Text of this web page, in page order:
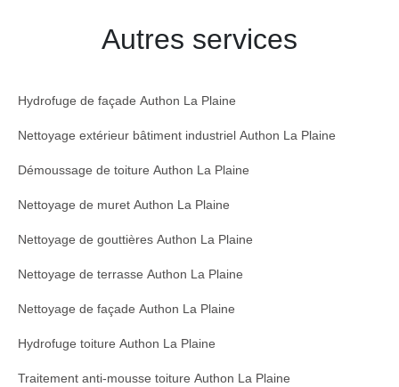
Autres services
Hydrofuge de façade Authon La Plaine
Nettoyage extérieur bâtiment industriel Authon La Plaine
Démoussage de toiture Authon La Plaine
Nettoyage de muret Authon La Plaine
Nettoyage de gouttières Authon La Plaine
Nettoyage de terrasse Authon La Plaine
Nettoyage de façade Authon La Plaine
Hydrofuge toiture Authon La Plaine
Traitement anti-mousse toiture Authon La Plaine